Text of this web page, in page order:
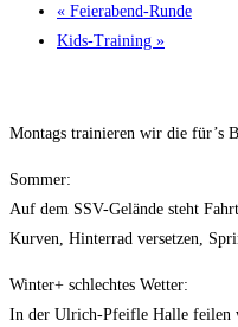
« Feierabend-Runde
Kids-Training »
Montags trainieren wir die für’s
Sommer:
Auf dem SSV-Gelände steht
Kurven, Hinterrad versetzen,
Winter+ schlechtes Wetter:
In der Ulrich-Pfeifle Halle feilen